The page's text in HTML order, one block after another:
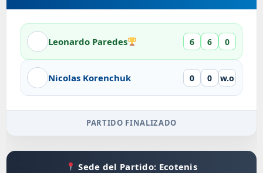
Leonardo Paredes 6 6 0
Nicolas Korenchuk 0 0 w.o
PARTIDO FINALIZADO
Sede del Partido: Ecotenis